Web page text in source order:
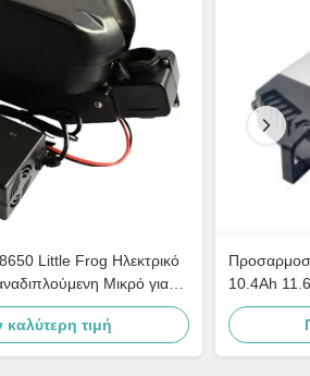
Little Frog Ηλεκτρικό
Μικρό για
καλύτερη τιμή
10.4Ah